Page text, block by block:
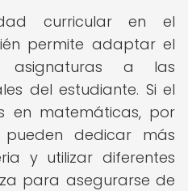
curricular en el
permite adaptar el
a las
del estudiante. Si el
en matemáticas, por
dedicar más
y utilizar diferentes
para asegurarse de